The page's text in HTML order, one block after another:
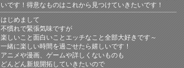
いです！得意なものはこれから見つけていきたいです！
はじめまして
不慣れで緊張気味ですが
楽しいこと面白いことエッチなこと全部大好きです～
一緒に楽しい時間を過ごせたら嬉しいです！
アニメや漫画、ゲームや詳しくないものも
どんどん新規開拓していきたいので